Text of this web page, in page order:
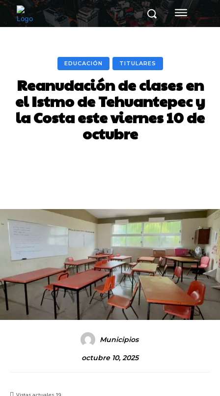
EDUCACIÓN TITULARES
Reanudación de clases en
el Istmo de Tehuantepec y
la Costa este viernes 10 de
octubre
Municipios
octubre 10, 2025